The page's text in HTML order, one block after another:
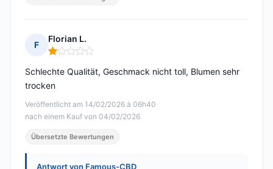
F
Florian L.
Hinweis: 1 von 5
Veröffentlicht am 14/02/2026 à 06h40
nach einem Kauf von 04/02/2026
Schlechte Qualität, Geschmack nicht toll, Blumen sehr
trocken
Übersetzte Bewertungen
Antwort von Famous-CBD